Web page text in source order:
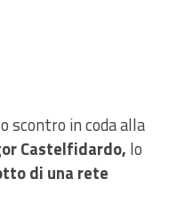
scontro in coda alla
Castelfidardo, lo
di una rete